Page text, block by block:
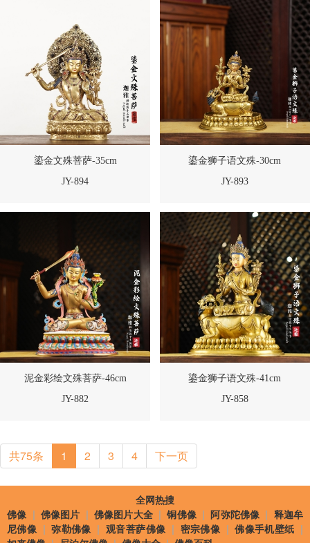
鎏金文殊菩萨-35cm
JY-894
鎏金狮子语文殊-30cm
JY-893
泥金彩绘文殊菩萨-46cm
JY-882
鎏金狮子语文殊-41cm
JY-858
共75条 1 2 3 4 下一页
全网热搜
佛像 | 佛像图片 |佛像图片大全|铜佛像 |阿弥陀佛像 | 释迦牟
尼佛像 |弥勒佛像 |观音菩萨佛像 | 密宗佛像|佛像手机壁纸 |